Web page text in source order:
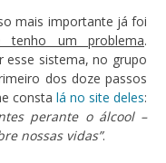
mais importante já foi
tenho um problema.
esse sistema, no grupo
dos doze passos
consta lá no site deles:
perante o álcool –
nossas vidas”.